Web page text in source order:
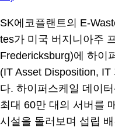
SK에코플랜트의 E-
tes가 미국 버지니아주
Fredericksburg)에 하이
(IT Asset Disposition,
다. 하이퍼스케일 데이
최대 60만 대의 서버를
시설을 돌러보며 섭립